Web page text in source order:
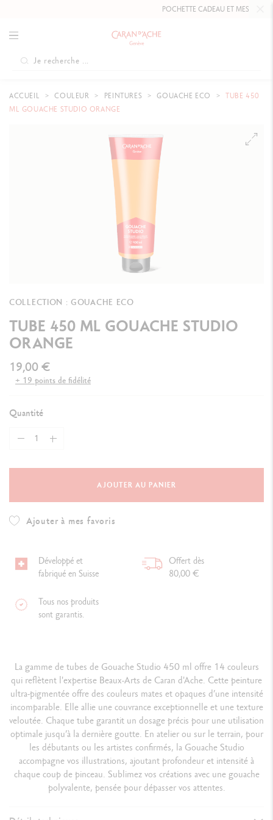
POCHETTE CADEAU ET MESSAGE
ACCUEIL COULEUR PEINTURES GOUACHE ECO
TUBE 450
ML GOUACHE STUDIO ORANGE
COLLECTION : GOUACHE ECO
TUBE 450 ML GOUACHE STUDIO
ORANGE
19,00 €
+ 19 points de fidélité
Quantité
AJOUTER AU PANIER
Ajouter à mes favoris
Développé et
fabriqué en Suisse
Offert dès
80,00 €
Tous nos produits
sont garantis.
La gamme de tubes de Gouache Studio 450 ml offre 14 couleurs
qui reflètent l'expertise Beaux-Arts de Caran d'Ache. Cette peinture
ultra-pigmentée offre des couleurs mates et opaques d’une intensité
incomparable. Elle allie une couvrance exceptionnelle et une texture
veloutée. Chaque tube garantit un dosage précis pour une utilisation
optimale jusqu’à la dernière goutte. En atelier ou sur le terrain, pour
les débutants ou les artistes confirmés, la Gouache Studio
accompagne vos illustrations, ajoutant profondeur et intensité à
chaque coup de pinceau. Sublimez vos créations avec une gouache
polyvalente, pensée pour dépasser vos attentes.